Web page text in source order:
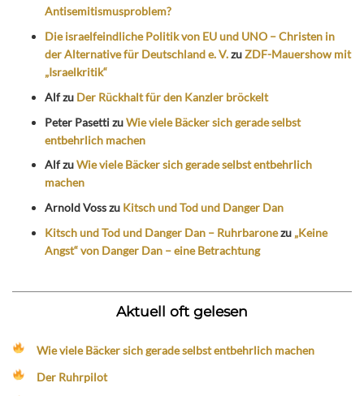
Antisemitismusproblem?
Die israelfeindliche Politik von EU und UNO – Christen in
der Alternative für Deutschland e. V.zuZDF-Mauershow mit
„Israelkritik“
Alfzu Der Rückhalt für den Kanzler bröckelt
Peter PasettizuWie viele Bäcker sich gerade selbst
entbehrlich machen
AlfzuWie viele Bäcker sich gerade selbst entbehrlich
machen
Arnold Vosszu Kitsch und Tod und Danger Dan
Kitsch und Tod und Danger Dan – Ruhrbaronezu „Keine
Angst“ von Danger Dan – eine Betrachtung
Aktuell oft gelesen
Wie viele Bäcker sich gerade selbst entbehrlich machen
Der Ruhrpilot